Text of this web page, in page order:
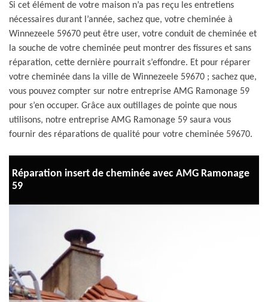
Si cet élément de votre maison n’a pas reçu les entretiens
nécessaires durant l’année, sachez que, votre cheminée à
Winnezeele 59670 peut être user, votre conduit de cheminée et
la souche de votre cheminée peut montrer des fissures et sans
réparation, cette dernière pourrait s’effondre. Et pour réparer
votre cheminée dans la ville de Winnezeele 59670 ; sachez que,
vous pouvez compter sur notre entreprise AMG Ramonage 59
pour s’en occuper. Grâce aux outillages de pointe que nous
utilisons, notre entreprise AMG Ramonage 59 saura vous
fournir des réparations de qualité pour votre cheminée 59670.
Réparation insert de cheminée avec AMG Ramonage
59